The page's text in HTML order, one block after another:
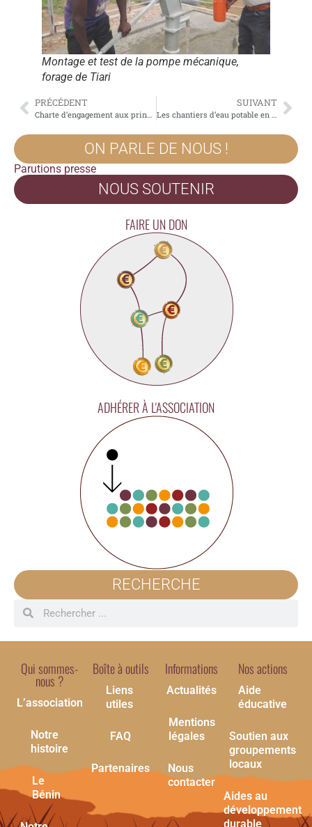
Montage et test de la pompe mécanique,
forage de Tiari
PRÉCÉDENT SUIVANT
ON PARLE DE NOUS !
Parutions presse
NOUS SOUTENIR
FAIRE UN DON
ADHÉRER À L'ASSOCIATION
RECHERCHE
Qui sommes-
nous ?
L’association
Notre
histoire
Le
Bénin
Boîte à outils
Liens
utiles
FAQ
Partenaires
Informations
Actualités
Mentions
légales
Nous
contacter
Nos actions
Aide
éducative
Soutien aux
groupements
locaux
Aides au
développement
durable